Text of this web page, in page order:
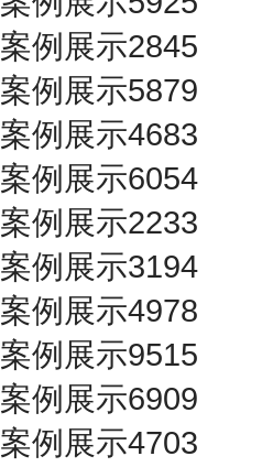
案例展示2845
案例展示5879
案例展示4683
案例展示6054
案例展示2233
案例展示3194
案例展示4978
案例展示9515
案例展示6909
案例展示4703